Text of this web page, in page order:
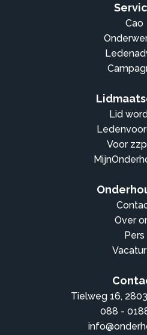
Cao
Lid
Voor
Over
Pers
Tielweg 16,
088 -